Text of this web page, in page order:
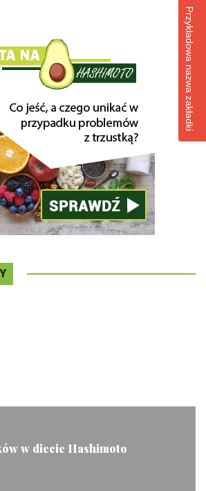
w diecie Hashimoto
Przykładowa nazwa zakładki